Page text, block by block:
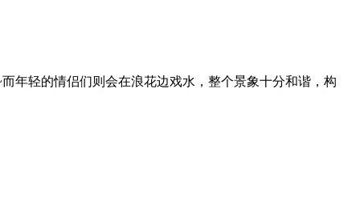
年轻的情侣们则会在浪花边戏水，整个景象十分和谐，构